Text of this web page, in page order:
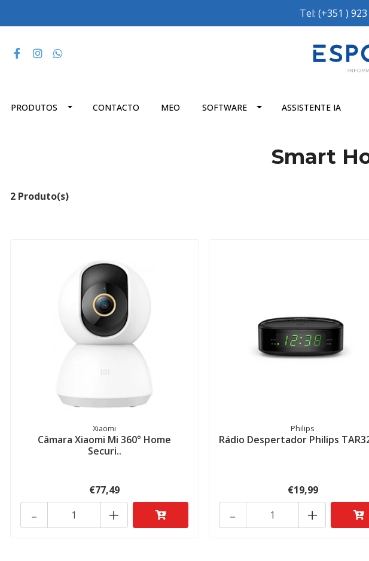
Tel: (+351 )
PRODUTOS CONTACTO MEO SOFTWARE ASSISTENTE IA
Smart
2 Produto(s)
Xiaomi
Câmara Xiaomi Mi 360° Home
Securi..
€77,49
+
-
Philips
Rádio Despertador Philips
€19,99
+
-